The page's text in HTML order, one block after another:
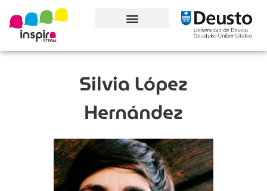
Silvia López
Hernández